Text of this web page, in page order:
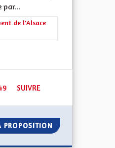
par...
l'Education et le
de l'Alsace
49 ABONNÉS
SUIVRE
PROPOSITION RENDRE LA